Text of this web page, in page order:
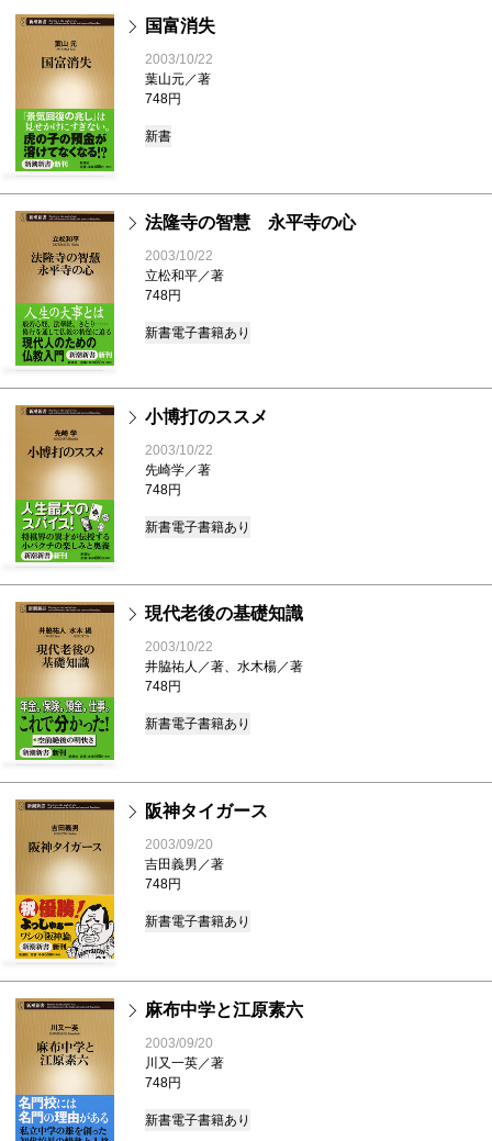
国富消失
2003/10/22
葉山元／著
748円
新書
法隆寺の智慧 永平寺の心
2003/10/22
立松和平／著
748円
新書電子書籍あり
小博打のススメ
2003/10/22
先崎学／著
748円
新書電子書籍あり
現代老後の基礎知識
2003/10/22
井脇祐人／著、水木楊／著
748円
新書電子書籍あり
阪神タイガース
2003/09/20
吉田義男／著
748円
新書電子書籍あり
麻布中学と江原素六
2003/09/20
川又一英／著
748円
新書電子書籍あり